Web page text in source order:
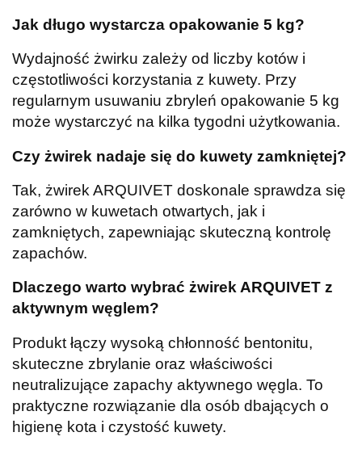
Jak długo wystarcza opakowanie 5 kg?
Wydajność żwirku zależy od liczby kotów i
częstotliwości korzystania z kuwety. Przy
regularnym usuwaniu zbryleń opakowanie 5 kg
może wystarczyć na kilka tygodni użytkowania.
Czy żwirek nadaje się do kuwety zamkniętej?
Tak, żwirek ARQUIVET doskonale sprawdza się
zarówno w kuwetach otwartych, jak i
zamkniętych, zapewniając skuteczną kontrolę
zapachów.
Dlaczego warto wybrać żwirek ARQUIVET z
aktywnym węglem?
Produkt łączy wysoką chłonność bentonitu,
skuteczne zbrylanie oraz właściwości
neutralizujące zapachy aktywnego węgla. To
praktyczne rozwiązanie dla osób dbających o
higienę kota i czystość kuwety.